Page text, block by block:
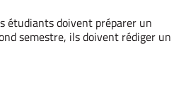
étudiants doivent préparer un
semestre, ils doivent rédiger un